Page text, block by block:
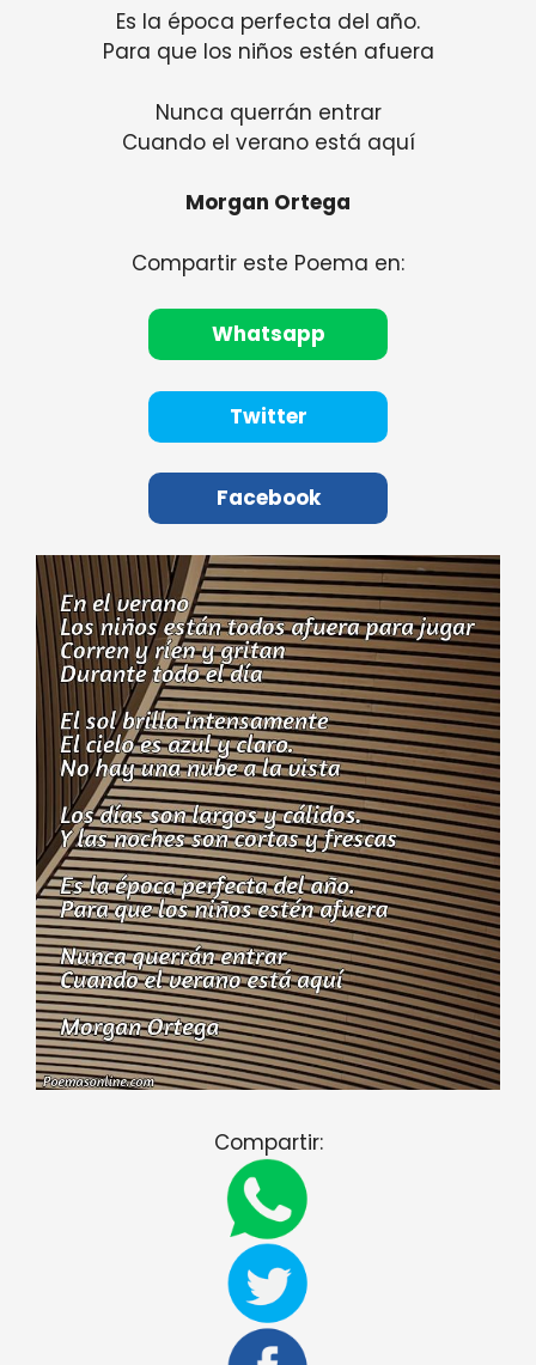
Es la época perfecta del año.
Para que los niños estén afuera
Nunca querrán entrar
Cuando el verano está aquí
Morgan Ortega
Compartir este Poema en:
Whatsapp
Twitter
Facebook
Compartir: